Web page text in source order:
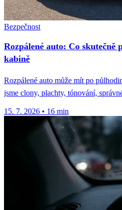
Bezpečnost
Rozpálené auto: Co skutečně
kabině
Rozpálené auto může mít po
jsme clony, plachty, tónování,
15. 7. 2026 • 16 min